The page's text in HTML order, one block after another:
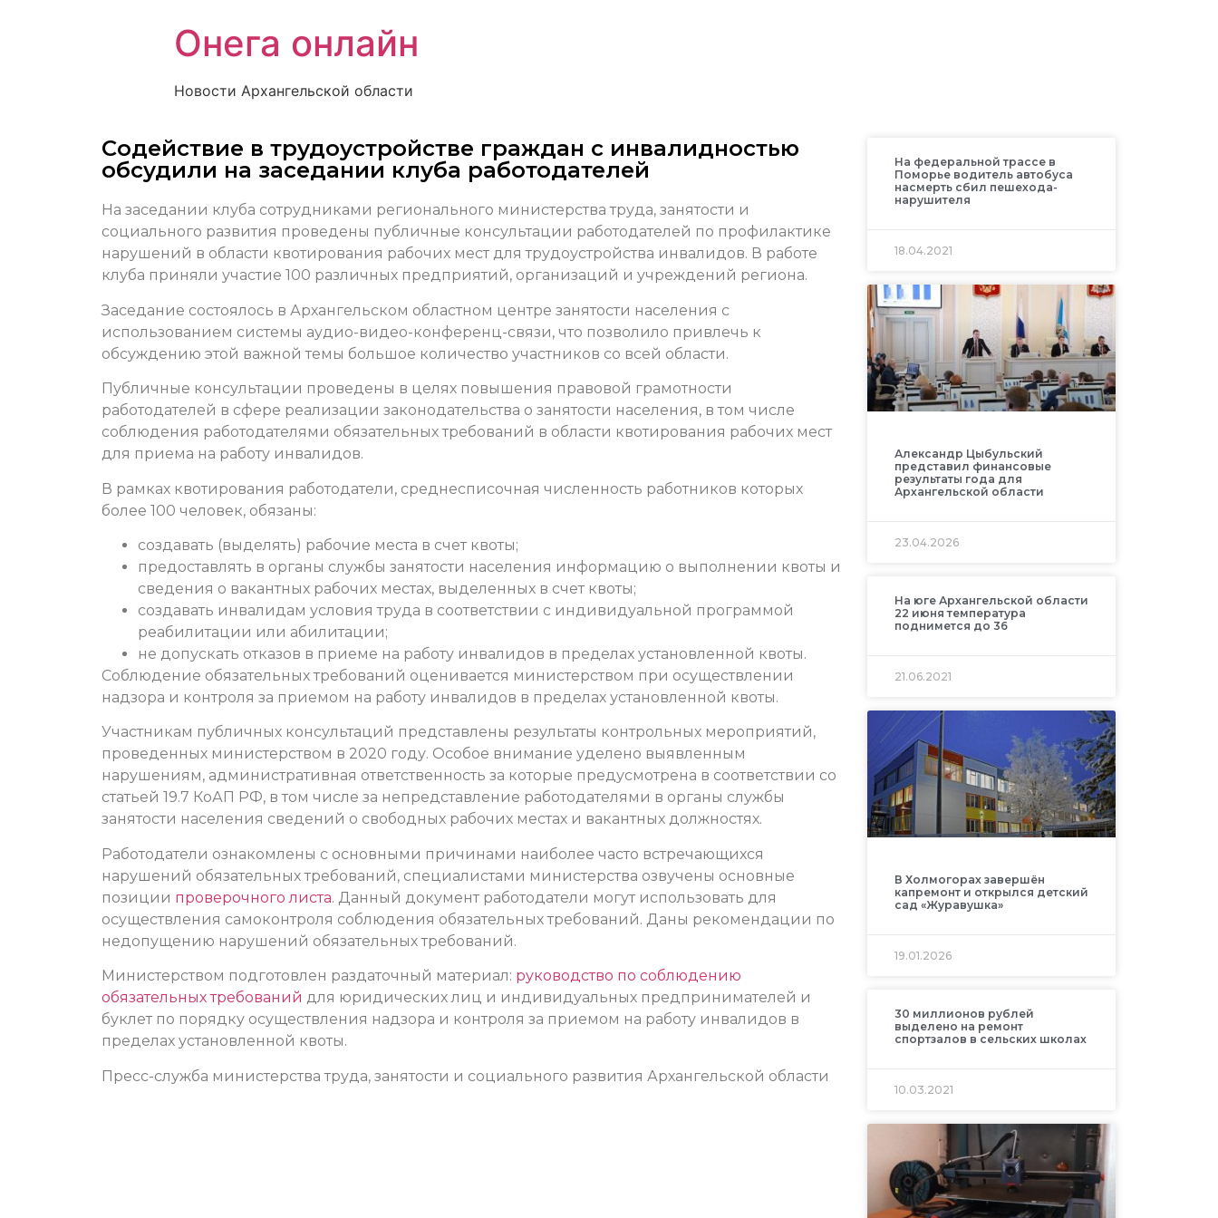
Онега онлайн
Новости Архангельской области
Содействие в трудоустройстве граждан с инвалидностью
обсудили на заседании клуба работодателей
На заседании клуба сотрудниками регионального министерства труда, занятости и
социального развития проведены публичные консультации работодателей по профилактике
нарушений в области квотирования рабочих мест для трудоустройства инвалидов. В работе
клуба приняли участие 100 различных предприятий, организаций и учреждений региона.
Заседание состоялось в Архангельском областном центре занятости населения с
использованием системы аудио-видео-конференц-связи, что позволило привлечь к
обсуждению этой важной темы большое количество участников со всей области.
Публичные консультации проведены в целях повышения правовой грамотности
работодателей в сфере реализации законодательства о занятости населения, в том числе
соблюдения работодателями обязательных требований в области квотирования рабочих мест
для приема на работу инвалидов.
В рамках квотирования работодатели, среднесписочная численность работников которых
более 100 человек, обязаны:
создавать (выделять) рабочие места в счет квоты;
предоставлять в органы службы занятости населения информацию о выполнении квоты и
сведения о вакантных рабочих местах, выделенных в счет квоты;
создавать инвалидам условия труда в соответствии с индивидуальной программой
реабилитации или абилитации;
не допускать отказов в приеме на работу инвалидов в пределах установленной квоты.
Соблюдение обязательных требований оценивается министерством при осуществлении
надзора и контроля за приемом на работу инвалидов в пределах установленной квоты.
Участникам публичных консультаций представлены результаты контрольных мероприятий,
проведенных министерством в 2020 году. Особое внимание уделено выявленным
нарушениям, административная ответственность за которые предусмотрена в соответствии со
статьей 19.7 КоАП РФ, в том числе за непредставление работодателями в органы службы
занятости населения сведений о свободных рабочих местах и вакантных должностях.
Работодатели ознакомлены с основными причинами наиболее часто встречающихся
нарушений обязательных требований, специалистами министерства озвучены основные
позиции проверочного листа. Данный документ работодатели могут использовать для
осуществления самоконтроля соблюдения обязательных требований. Даны рекомендации по
недопущению нарушений обязательных требований.
Министерством подготовлен раздаточный материал: руководство по соблюдению
обязательных требований для юридических лиц и индивидуальных предпринимателей и
буклет по порядку осуществления надзора и контроля за приемом на работу инвалидов в
пределах установленной квоты.
Пресс-служба министерства труда, занятости и социального развития Архангельской области
На федеральной трассе в
Поморье водитель автобуса
насмерть сбил пешехода-
нарушителя
18.04.2021
Александр Цыбульский
представил финансовые
результаты года для
Архангельской области
23.04.2026
На юге Архангельской области
22 июня температура
поднимется до 36
21.06.2021
В Холмогорах завершён
капремонт и открылся детский
сад «Журавушка»
19.01.2026
30 миллионов рублей
выделено на ремонт
спортзалов в сельских школах
10.03.2021